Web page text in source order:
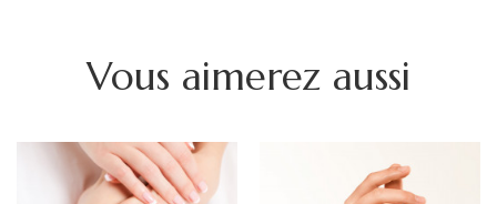
Vous aimerez aussi